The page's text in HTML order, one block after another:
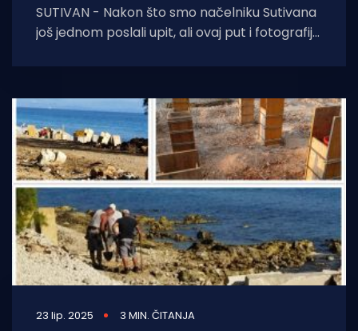
SUTIVAN - Nakon što smo načelniku Sutivana
još jednom poslali upit, ali ovaj put i fotografije
23 lip. 2025 3 MIN. ČITANJA